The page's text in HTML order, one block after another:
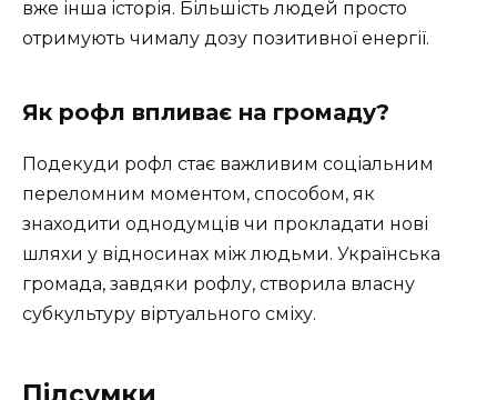
вже інша історія. Більшість людей просто
отримують чималу дозу позитивної енергії.
Як рофл впливає на громаду?
Подекуди рофл стає важливим соціальним
переломним моментом, способом, як
знаходити однодумців чи прокладати нові
шляхи у відносинах між людьми. Українська
громада, завдяки рофлу, створила власну
субкультуру віртуального сміху.